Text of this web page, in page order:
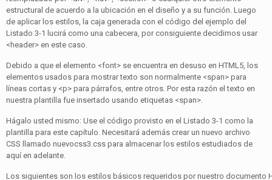
estructural de acuerdo a la ubicación en el diseño y a su función. Luego
de aplicar los estilos, la caja generada con el código del ejemplo del
Listado 3-1 lucirá como una cabecera, por consiguiente decidimos usar
<header> en este caso.
Debido a que el elemento <font> se encuentra en desuso en HTML5, los
elementos usados para mostrar texto son normalmente <span> para
líneas cortas y <p> para párrafos, entre otros. Por esta razón el texto en
nuestra plantilla fue insertado usando etiquetas <span>.
Hágalo usted mismo: Use el código provisto en el Listado 3-1 como la
plantilla para este capítulo. Necesitará además crear un nuevo archivo
CSS llamado nuevocss3.css para almacenar los estilos estudiados de
aquí en adelante.
Los siguientes son los estilos básicos requeridos por nuestro documento